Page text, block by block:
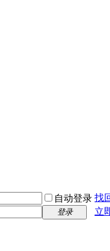
自动登录 找
登录
立